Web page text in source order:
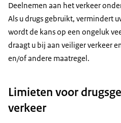
Deelnemen aan het verkeer
Als u drugs gebruikt, vermindert
wordt de kans op een ongeluk
draagt u bij aan veiliger verkeer
en/of andere maatregel.
Limieten voor
verkeer